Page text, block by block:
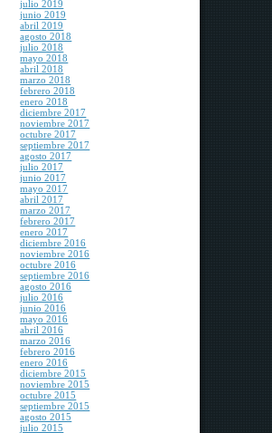
julio 2019
junio 2019
abril 2019
agosto 2018
julio 2018
mayo 2018
abril 2018
marzo 2018
febrero 2018
enero 2018
diciembre 2017
noviembre 2017
octubre 2017
septiembre 2017
agosto 2017
julio 2017
junio 2017
mayo 2017
abril 2017
marzo 2017
febrero 2017
enero 2017
diciembre 2016
noviembre 2016
octubre 2016
septiembre 2016
agosto 2016
julio 2016
junio 2016
mayo 2016
abril 2016
marzo 2016
febrero 2016
enero 2016
diciembre 2015
noviembre 2015
octubre 2015
septiembre 2015
agosto 2015
julio 2015